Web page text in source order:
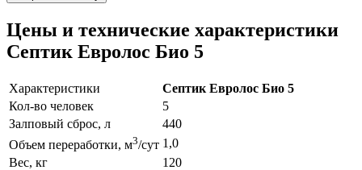
Цены и технические характеристики
Септик Евролос Био 5
Характеристики
Септик Евролос Био 5
Кол-во человек
5
Залповый сброс, л
440
Объем переработки, м3/сут 1,0
Вес, кг
120